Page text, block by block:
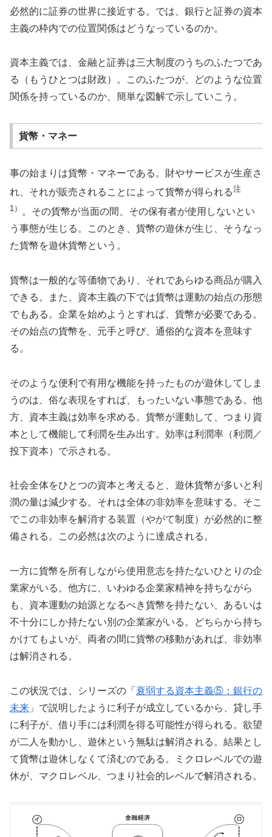
必然的に証券の世界に接近する。では、銀行と証券の資本
主義の枠内での位置関係はどうなっているのか。
資本主義では、金融と証券は三大制度のうちのふたつであ
る（もうひとつは財政）。このふたつが、どのような位置
関係を持っているのか、簡単な図解で示していこう。
貨幣・マネー
事の始まりは貨幣・マネーである。財やサービスが生産さ
れ、それが販売されることによって貨幣が得られる注
1 ）
。その貨幣が当面の間、その保有者が使用しないとい
う事態が生じる。このとき、貨幣の遊休が生じ、そうなっ
た貨幣を遊休貨幣という。
貨幣は一般的な等価物であり、それであらゆる商品が購入
できる。また、資本主義の下では貨幣は運動の始点の形態
でもある。企業を始めようとすれば、貨幣が必要である。
その始点の貨幣を、元手と呼び、通俗的な資本を意味す
る。
そのような便利で有用な機能を持ったものが遊休してしま
うのは、俗な表現をすれば、もったいない事態である。他
方、資本主義は効率を求める。貨幣が運動して、つまり資
本として機能して利潤を生み出す。効率は利潤率（利潤／
投下資本）で示される。
社会全体をひとつの資本と考えると、遊休貨幣が多いと利
潤の量は減少する。それは全体の非効率を意味する。そこ
でこの非効率を解消する装置（やがて制度）が必然的に整
備される。この必然は次のように達成される。
一方に貨幣を所有しながら使用意志を持たないひとりの企
業家がいる。他方に、いわゆる企業家精神を持ちながら
も、資本運動の始源となるべき貨幣を持たない、あるいは
不十分にしか持たない別の企業家がいる。どちらから持ち
かけてもよいが、両者の間に貨幣の移動があれば、非効率
は解消される。
この状況では、シリーズの「 衰弱する資本主義⑤：銀行の
未来 」で説明したように利子が成立しているから、貸し手
に利子が、借り手には利潤を得る可能性が得られる。欲望
が二人を動かし、遊休という無駄は解消される。結果とし
て貨幣は遊休しなくて済むのである。ミクロレベルでの遊
休が、マクロレベル、つまり社会的レベルで解消される。